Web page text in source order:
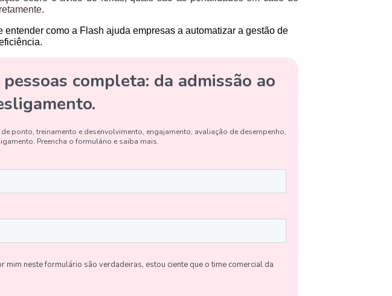
entender como a Flash ajuda empresas a automatizar a gestão de